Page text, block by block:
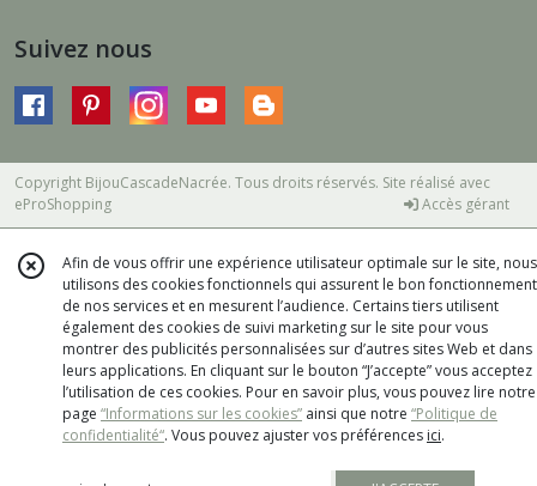
Suivez nous
Copyright BijouCascadeNacrée. Tous droits réservés. Site réalisé avec
eProShopping
Accès gérant
Afin de vous offrir une expérience utilisateur optimale sur le site, nous
utilisons des cookies fonctionnels qui assurent le bon fonctionnement
de nos services et en mesurent l’audience. Certains tiers utilisent
également des cookies de suivi marketing sur le site pour vous
montrer des publicités personnalisées sur d’autres sites Web et dans
leurs applications. En cliquant sur le bouton “J’accepte” vous acceptez
l’utilisation de ces cookies. Pour en savoir plus, vous pouvez lire notre
page “Informations sur les cookies” ainsi que notre “Politique de
confidentialité“. Vous pouvez ajuster vos préférences ici.